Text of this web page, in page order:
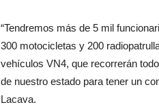
“Tendremos más de 5 mil
300 motocicletas y 200
vehículos VN4, que recorrerán
de nuestro estado para tener un
Lacava.